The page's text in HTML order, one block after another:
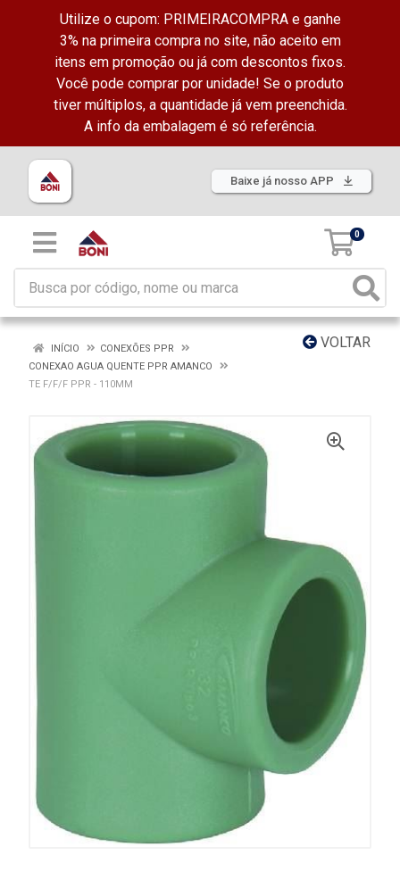
Utilize o cupom: PRIMEIRACOMPRA e ganhe
3% na primeira compra no site, não aceito em
itens em promoção ou já com descontos fixos.
Você pode comprar por unidade! Se o produto
tiver múltiplos, a quantidade já vem preenchida.
A info da embalagem é só referência.
Baixe já nosso APP
0
VOLTAR
INÍCIO
CONEXÕES PPR
CONEXAO AGUA QUENTE PPR AMANCO
TE F/F/F PPR - 110MM